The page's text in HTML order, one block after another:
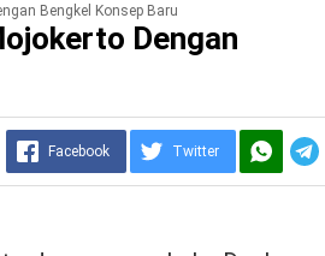
Bengkel Konsep Baru
Dengan
Facebook Twitter